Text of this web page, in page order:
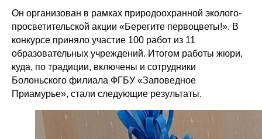
Он организован в рамках природоохранной эколого-
просветительской акции «Берегите первоцветы!». В
конкурсе приняло участие 100 работ из 11
образовательных учреждений. Итогом работы жюри,
куда, по традиции, включены и сотрудники
Болоньского филиала ФГБУ «Заповедное
Приамурье», стали следующие результаты.